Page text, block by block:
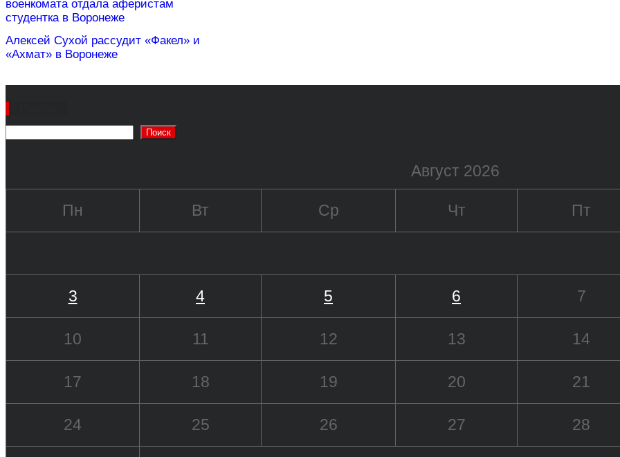
военкомата отдала аферистам
студентка в Воронеже
Алексей Сухой рассудит «Факел» и
«Ахмат» в Воронеже
Поиск
Август 2026
Пн Вт Ср Чт Пт
3 4 5 6 7
10 11 12 13 14
17 18 19 20 21
24 25 26 27 28